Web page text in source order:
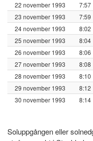
22 november 1993
7:57
23 november 1993
7:59
24 november 1993
8:02
25 november 1993
8:04
26 november 1993
8:06
27 november 1993
8:08
28 november 1993
8:10
29 november 1993
8:12
30 november 1993
8:14
Soluppgången eller